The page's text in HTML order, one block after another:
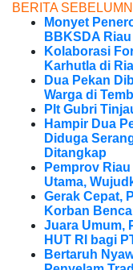
BERITA
Monyet
BBKSDA
Kolaborasi
Karhutla di
Dua Pekan
Warga di
Plt Gubri
Hampir Dua
Diduga
Ditangkap
Pemprov
Utama,
Gerak Cepat,
Korban
Juara Umum,
HUT RI bagi
Bertaruh